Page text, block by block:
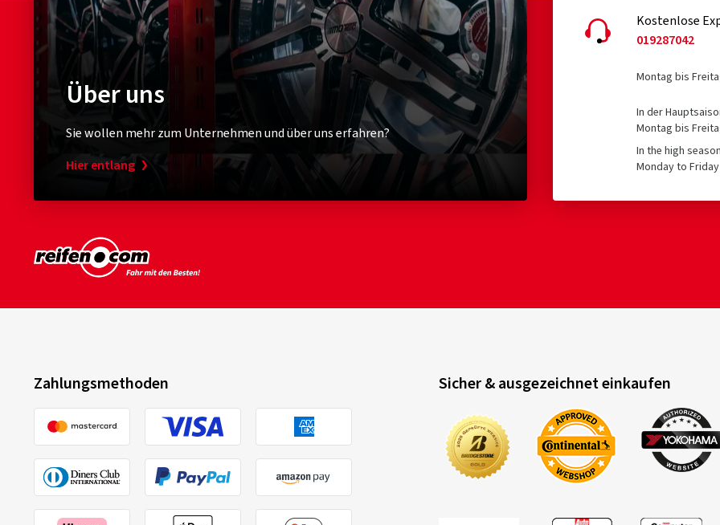
Über uns
Sie wollen mehr zum Unternehmen und über uns erfahren?
Hier entlang
Kostenlose
019287042
Montag bis
In der
Montag bis
In the high
Monday to
Zahlungsmethoden Sicher & ausgezeichnet einkaufen